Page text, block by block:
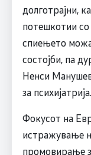
долготрајни,
потешкотии
спиењето
состојби, па
Ненси
за психијатрија.
Фокусот на
истражување
промовирање